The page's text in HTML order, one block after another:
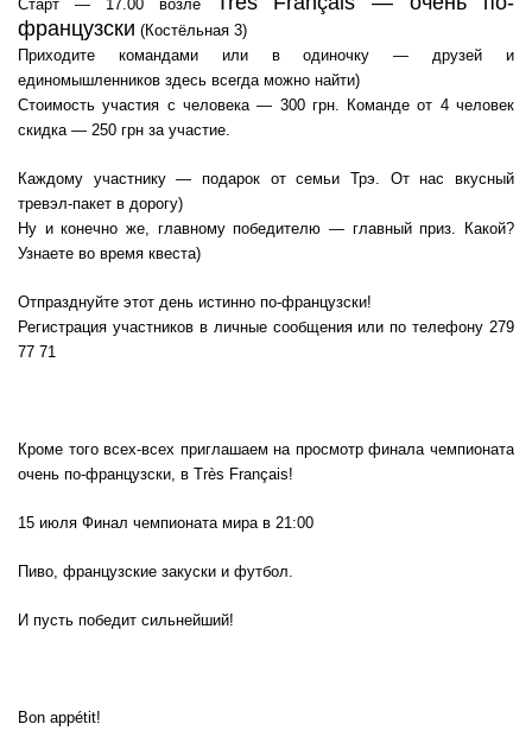
Старт — 17.00 возле
французски (Костёльная 3)
Приходите командами или в одиночку — друзей и
единомышленников здесь всегда можно найти)
Стоимость участия с человека — 300 грн. Команде от 4 человек
скидка — 250 грн за участие.
Каждому участнику — подарок от семьи Трэ. От нас вкусный
тревэл-пакет в дорогу)
Ну и конечно же, главному победителю — главный приз. Какой?
Узнаете во время квеста)
Отпразднуйте этот день истинно по-французски!
Регистрация участников в личные сообщения или по телефону 279
77 71
Кроме того всех-всех приглашаем на просмотр финала чемпионата
очень по-французски, в Très Français!
15 июля Финал чемпионата мира в 21:00
Пиво, французские закуски и футбол.
И пусть победит сильнейший!
Bon appétit!